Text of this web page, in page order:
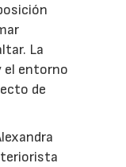
La
el entorno
de